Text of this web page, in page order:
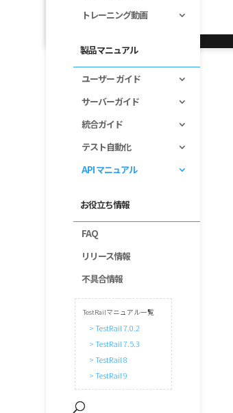
トレーニング動画
製品マニュアル
ユーザー ガイド
サーバーガイド
統合ガイド
テスト自動化
API マニュアル
お役立ち情報
FAQ
リリース情報
不具合情報
TestRailマニュアル一覧
> TestRail 7.0.2
> TestRail 7.5.3
> TestRail 8
> TestRail 9